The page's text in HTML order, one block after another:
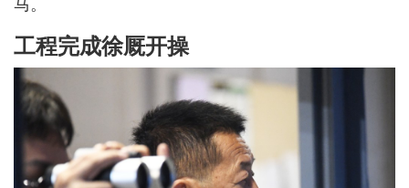
马。
工程完成徐厩开操